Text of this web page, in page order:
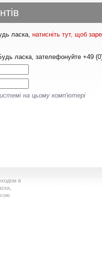
ласка, натисніть тут, щоб
ласка, зателефонуйте +49
на цьому комп'ютері
в